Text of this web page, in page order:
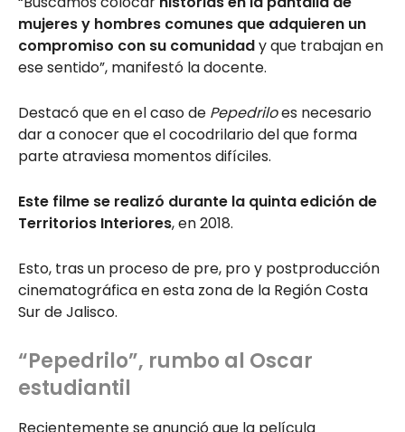
mujeres y hombres comunes que adquieren un
compromiso con su comunidady que trabajan en
ese sentido”, manifestó la docente.
Destacó que en el caso de Pepedriloes necesario
dar a conocer que el cocodrilario del que forma
parte atraviesa momentos difíciles.
Este filme se realizó durante la quinta edición de
Territorios Interiores, en 2018.
Esto, tras un proceso de pre, pro y postproducción
cinematográfica en esta zona de la Región Costa
Sur de Jalisco.
“Pepedrilo”, rumbo al Oscar
estudiantil
Recientemente se anunció que la película